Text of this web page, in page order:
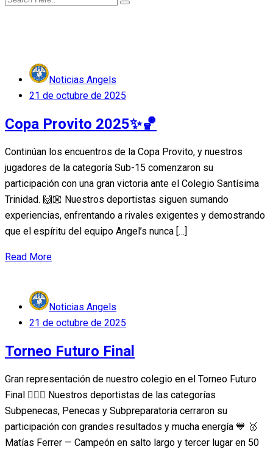
Noticias Angels
Posted
21 de octubre de 2025
Copa Provito 2025✨🏀
Continúan los encuentros de la Copa Provito, y nuestros
jugadores de la categoría Sub-15 comenzaron su
participación con una gran victoria ante el Colegio Santísima
Trinidad. 🙌🏼 Nuestros deportistas siguen sumando
experiencias, enfrentando a rivales exigentes y demostrando
que el espíritu del equipo Angel’s nunca […]
Read More
Noticias Angels
Posted
21 de octubre de 2025
Torneo Futuro Final
Gran representación de nuestro colegio en el Torneo Futuro
Final 🏃‍♂️✨ Nuestros deportistas de las categorías
Subpenecas, Penecas y Subpreparatoria cerraron su
participación con grandes resultados y mucha energía 💙 🥇
Matías Ferrer — Campeón en salto largo y tercer lugar en 50